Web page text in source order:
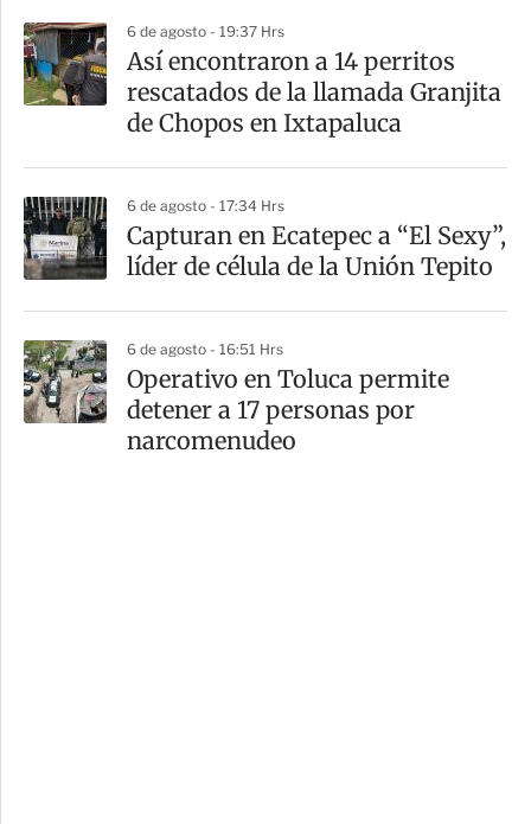
6 de agosto - 19:37 Hrs
Así encontraron a 14 perritos
rescatados de la llamada Granjita
de Chopos en Ixtapaluca
6 de agosto - 17:34 Hrs
Capturan en Ecatepec a “El Sexy”,
líder de célula de la Unión Tepito
6 de agosto - 16:51 Hrs
Operativo en Toluca permite
detener a 17 personas por
narcomenudeo